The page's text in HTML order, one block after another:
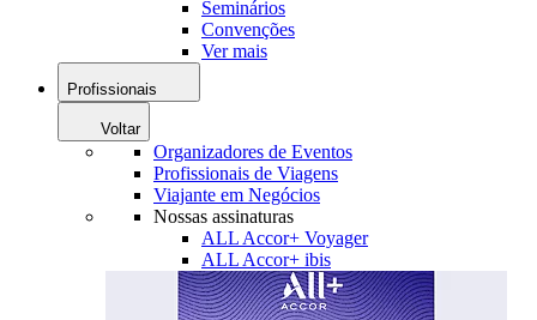
Seminários
Convenções
Ver mais
Profissionais
Voltar
Organizadores de Eventos
Profissionais de Viagens
Viajante em Negócios
Nossas assinaturas
ALL Accor+ Voyager
ALL Accor+ ibis